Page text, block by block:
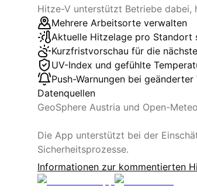
Hitze-V unterstützt Betriebe dabei,
Mehrere Arbeitsorte verwalten
Aktuelle Hitzelage pro Standort
Kurzfristvorschau für die
UV-Index und gefühlte
Push-Warnungen bei
Datenquellen
GeoSphere Austria und Open-Meteo
Die App unterstützt bei der
Sicherheitsprozesse.
Informationen zur kommentierten